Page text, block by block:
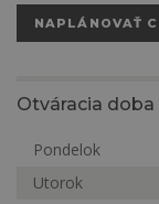
NAPLÁNOVAŤ
Otváracia doba
Pondelok
Utorok